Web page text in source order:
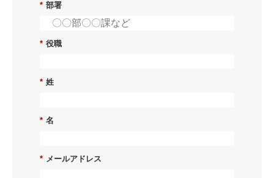
* 部署
* 役職
* 姓
* 名
* メールアドレス